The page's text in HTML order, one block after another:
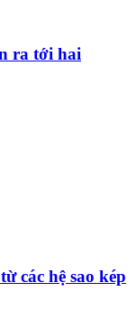
ra tới hai
các hệ sao kép